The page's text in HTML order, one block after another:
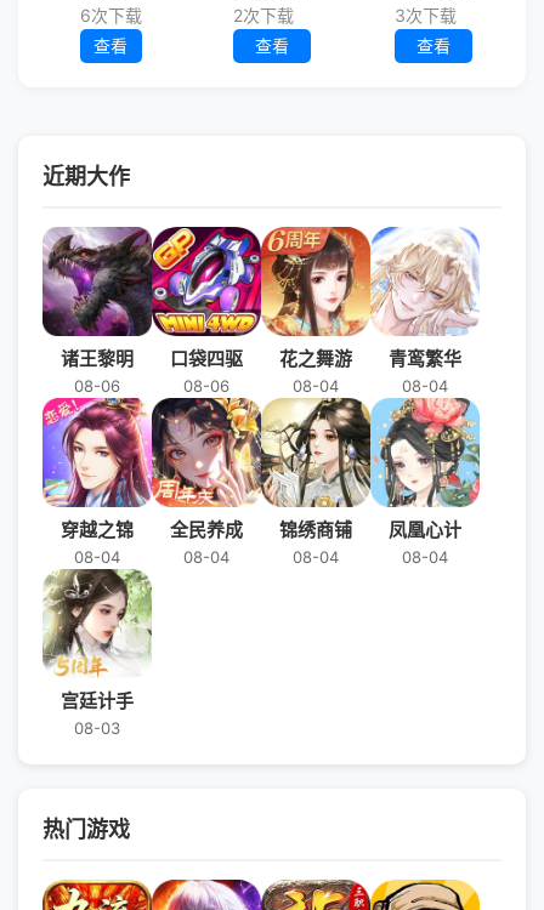
6次下载
查看
2次下载
查看
3次下载
查看
近期大作
诸王黎明
08-06
口袋四驱
08-06
花之舞游
08-04
青鸾繁华
08-04
穿越之锦
08-04
全民养成
08-04
锦绣商铺
08-04
凤凰心计
08-04
宫廷计手
08-03
热门游戏